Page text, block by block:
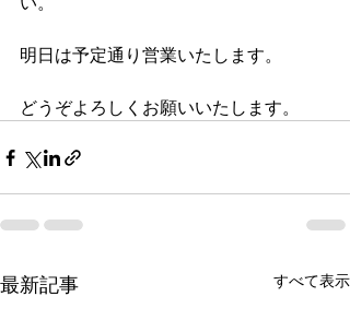
明日は予定通り営業いたします。
どうぞよろしくお願いいたします。
最新記事 すべて表示